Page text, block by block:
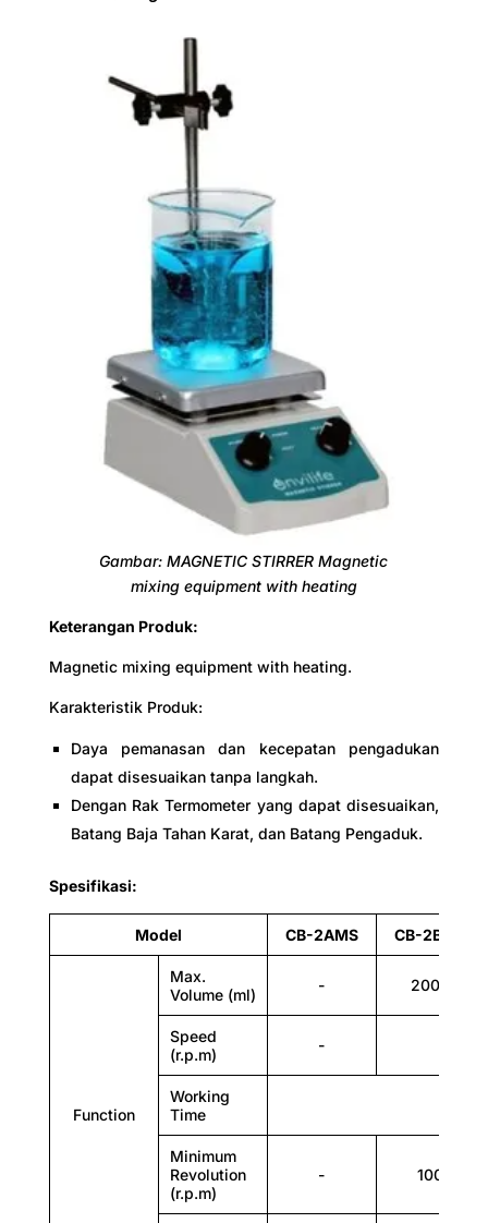
100 - 2000
-
100 - 2000
Working Time
Continuous
Minimum revolution (r.p.m)
-
100
Max.Temp. (°C)
-
380
Gambar: MAGNETIC STIRRER Magnetic
mixing equipment with heating
Keterangan Produk:
Magnetic mixing equipment with heating.
Karakteristik Produk:
Daya pemanasan dan kecepatan pengadukan
dapat disesuaikan tanpa langkah.
Dengan Rak Termometer yang dapat disesuaikan,
Batang Baja Tahan Karat, dan Batang Pengaduk.
Spesifikasi:
Model CB-2AMS CB-2BMS
Function
Max.
Volume (ml)
- 2000
Speed
(r.p.m)
-
Working
Time
Minimum
Revolution
(r.p.m)
- 100